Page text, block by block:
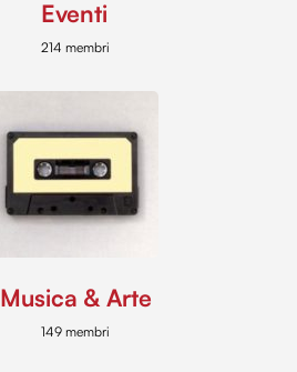
Eventi
214 membri
Musica & Arte
149 membri